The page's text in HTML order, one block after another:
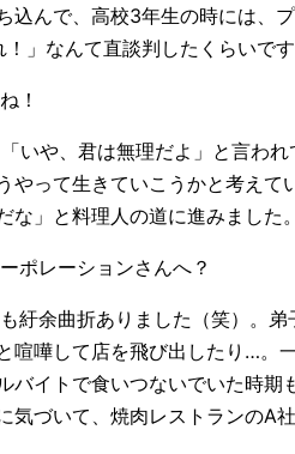
込んで、高校3年生の時には、
」なんて直談判したくらいです
！
いや、君は無理だよ」と言わ
やって生きていこうかと考え
な」と料理人の道に進みました。
ポレーションさんへ？
紆余曲折ありました（笑）。
喧嘩して店を飛び出したり…。
バイトで食いつないでいた時
気づいて、焼肉レストランのA